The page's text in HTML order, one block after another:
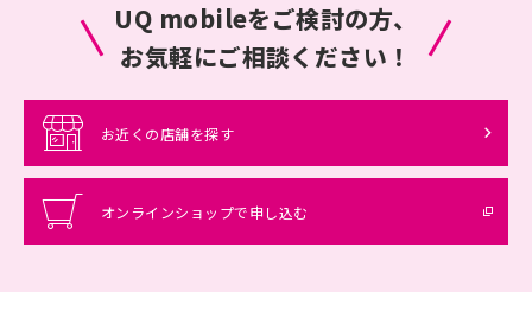
UQ mobileをご検討の方、
お気軽にご相談ください！
お近くの店舗を探す
オンラインショップで申し込む